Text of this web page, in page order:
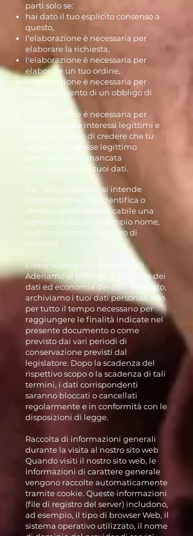
parti solo se:
hai dato il tuo esplicito consenso a
questo,
l'elaborazione è necessaria per
elaborare la richiesta,
l'elaborazione è necessaria per
elaborare un tuo ordine,
l'elaborazione è necessaria per
l'adempimento di un obbligo di
l'elaborazione è necessaria per
salvaguardare interessi legittimi e
non vi è motivo di credere che tu
abbia un interesse legittimo
prevalente alla mancata
divulgazione dei tuoi dati.
Per "dati personali" si intende
l'informazione che identifica o
almeno rende identificabile una
persona fisica, per esempio nome,
indirizzo e-mail e numero di
telefono.
Eliminazione o blocco dei dati
Aderiamo ai principi di elusione dei
dati ed economia dei dati. Pertanto,
archiviamo i tuoi dati personali solo
per tutto il tempo necessario per
raggiungere le finalità indicate nel
presente documento o come
previsto dai vari periodi di
conservazione previsti dal
legislatore. Dopo la scadenza del
rispettivo scopo o la scadenza di tali
termini, i dati corrispondenti
saranno bloccati o cancellati
regolarmente e in conformità con le
disposizioni di legge.
Raccolta di informazioni generali
durante la visita al nostro sito web
Quando visiti il nostro sito web, le
informazioni di carattere generale
vengono raccolte automaticamente
tramite cookie. Queste informazioni
(file di registro del server) includono,
ad esempio, il tipo di browser Web, il
sistema operativo utilizzato, il nome